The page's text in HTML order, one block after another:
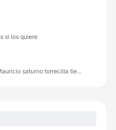
si los quiere
saturno torrecilla tie...